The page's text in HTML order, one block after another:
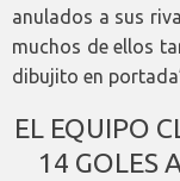
anulados a sus
muchos de ellos
dibujito en
EL EQUIPO
14 GOLES